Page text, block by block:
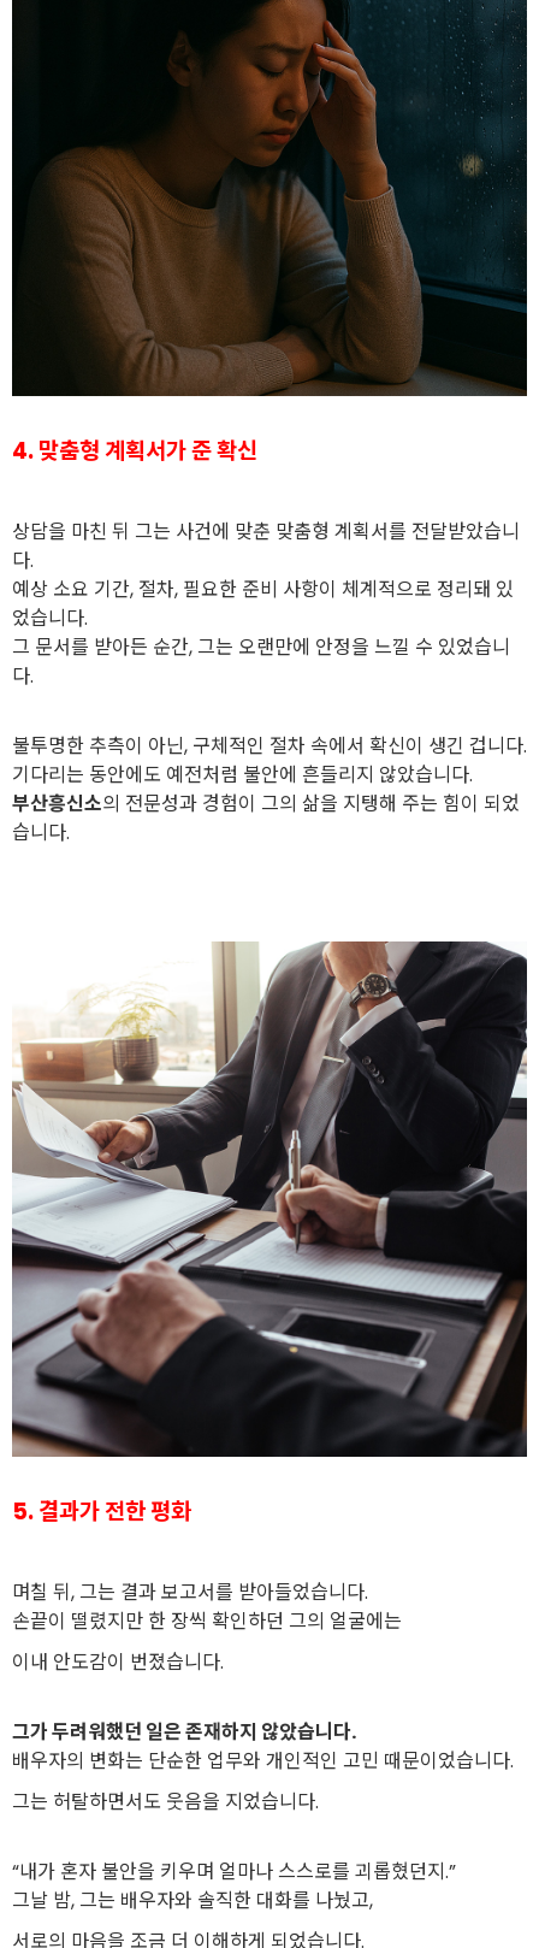
4. 맞춤형 계획서가 준 확신
상담을 마친 뒤 그는 사건에 맞춘 맞춤형 계획서를 전달받았습니
다.
예상 소요 기간, 절차, 필요한 준비 사항이 체계적으로 정리돼 있
었습니다.
그 문서를 받아든 순간, 그는 오랜만에 안정을 느낄 수 있었습니
다.
불투명한 추측이 아닌, 구체적인 절차 속에서 확신이 생긴 겁니다.
기다리는 동안에도 예전처럼 불안에 흔들리지 않았습니다.
부산흥신소의 전문성과 경험이 그의 삶을 지탱해 주는 힘이 되었
습니다.
5. 결과가 전한 평화
며칠 뒤, 그는 결과 보고서를 받아들었습니다.
손끝이 떨렸지만 한 장씩 확인하던 그의 얼굴에는
이내 안도감이 번졌습니다.
그가 두려워했던 일은 존재하지 않았습니다.
배우자의 변화는 단순한 업무와 개인적인 고민 때문이었습니다.
그는 허탈하면서도 웃음을 지었습니다.
“내가 혼자 불안을 키우며 얼마나 스스로를 괴롭혔던지.”
그날 밤, 그는 배우자와 솔직한 대화를 나눴고,
서로의 마음을 조금 더 이해하게 되었습니다.